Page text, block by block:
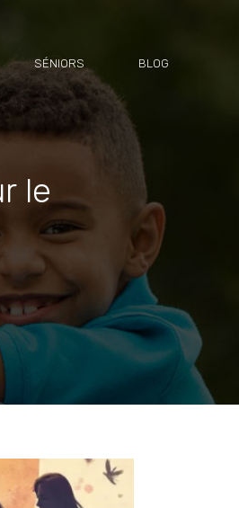
SÉNIORS BLOG
le